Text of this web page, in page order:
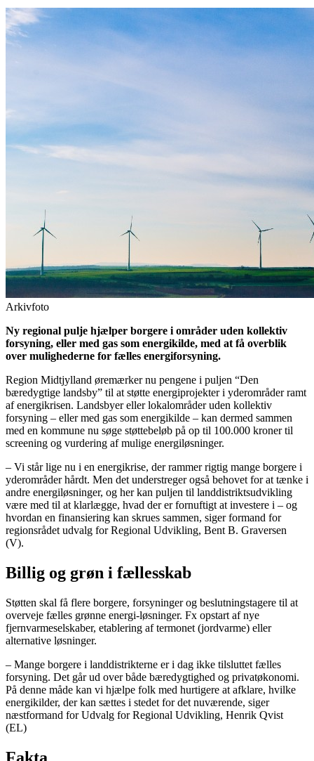
Arkivfoto
Ny regional pulje hjælper borgere i områder uden kollektiv
forsyning, eller med gas som energikilde, med at få overblik
over mulighederne for fælles energiforsyning.
Region Midtjylland øremærker nu pengene i puljen “Den
bæredygtige landsby” til at støtte energiprojekter i yderområder ramt
af energikrisen. Landsbyer eller lokalområder uden kollektiv
forsyning – eller med gas som energikilde – kan dermed sammen
med en kommune nu søge støttebeløb på op til 100.000 kroner til
screening og vurdering af mulige energiløsninger.
– Vi står lige nu i en energikrise, der rammer rigtig mange borgere i
yderområder hårdt. Men det understreger også behovet for at tænke i
andre energiløsninger, og her kan puljen til landdistriktsudvikling
være med til at klarlægge, hvad der er fornuftigt at investere i – og
hvordan en finansiering kan skrues sammen, siger formand for
regionsrådet udvalg for Regional Udvikling, Bent B. Graversen
(V).
Billig og grøn i fællesskab
Støtten skal få flere borgere, forsyninger og beslutningstagere til at
overveje fælles grønne energi-løsninger. Fx opstart af nye
fjernvarmeselskaber, etablering af termonet (jordvarme) eller
alternative løsninger.
– Mange borgere i landdistrikterne er i dag ikke tilsluttet fælles
forsyning. Det går ud over både bæredygtighed og privatøkonomi.
På denne måde kan vi hjælpe folk med hurtigere at afklare, hvilke
energikilder, der kan sættes i stedet for det nuværende, siger
næstformand for Udvalg for Regional Udvikling, Henrik Qvist
(EL)